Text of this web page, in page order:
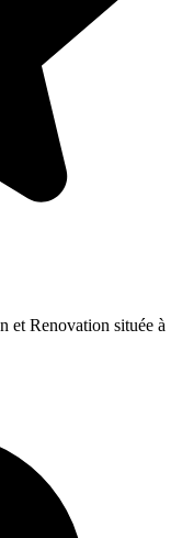
et Renovation située à